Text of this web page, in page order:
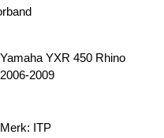
Yamaha YXR 450 Rhino
2006-2009
Merk: ITP